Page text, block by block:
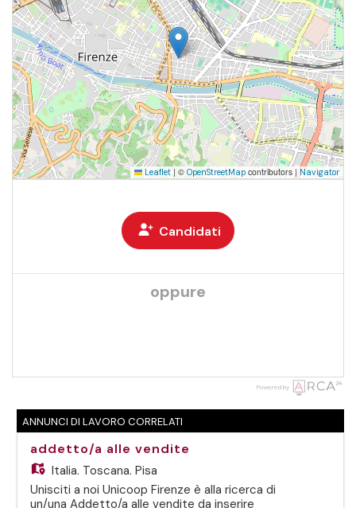
Leaflet | © OpenStreetMap contributors |Navigator
Candidati
oppure
Powered by
ANNUNCI DI LAVORO CORRELATI
addetto/a alle vendite
Italia, Toscana, Pisa
Unisciti a noi Unicoop Firenze è alla ricerca di
un/una Addetto/a alle vendite da inserire